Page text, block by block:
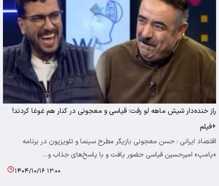
راز خنده‌دار شیش ماهه لو رفت؛ قیاسی و معجونی در کنار هم غوغا کردند!
+فیلم
اقتصاد ایرانی : حسن معجونی بازیگر مطرح سینما و تلویزیون در برنامه
«پامپ» امیرحسین قیاسی حضور یافت و با پاسخ‌های جذاب و…
۱۴۰۴/۱۰/۱۶ ۱۳:۰۰